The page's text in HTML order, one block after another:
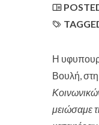
Η
Βουλή ,
μειώσαμε